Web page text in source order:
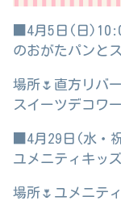
■4月5日(日
のおがたパンと
場所🌷直方リバ
スイーツデコワ
■4月29日(水・
ユメニティキッ
場所🌷ユメニテ